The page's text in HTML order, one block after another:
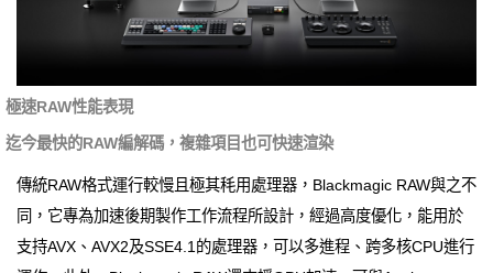
極速RAW性能表現
迄今最快的RAW編解碼，複雜項目也可快速渲染
傳統RAW格式運行較慢且極其秏用處理器，Blackmagic RAW與之不
同，它專為加速後期製作工作流程所設計，經過高度優化，能用於
支持AVX、AVX2及SSE4.1的處理器，可以多進程、跨多核CPU進行